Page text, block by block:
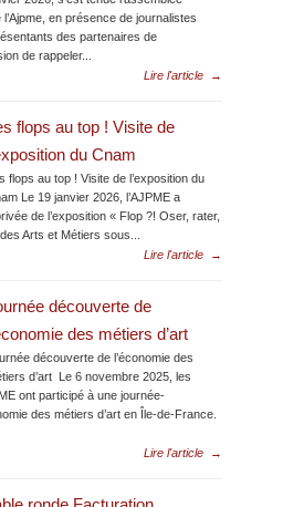
en présence de journalistes
des partenaires de
de rappeler...
Lire l'article
→
flops au top ! Visite de
du Cnam
flops au top ! Visite de l’exposition du
Le 19 janvier 2026, l’AJPME a
de l’exposition « Flop ?! Oser, rater,
Arts et Métiers sous...
Lire l'article
→
découverte de
des métiers d’art
découverte de l’économie des
d’art Le 6 novembre 2025, les
ont participé à une journée-
des métiers d’art en Île-de-France.
Lire l'article
→